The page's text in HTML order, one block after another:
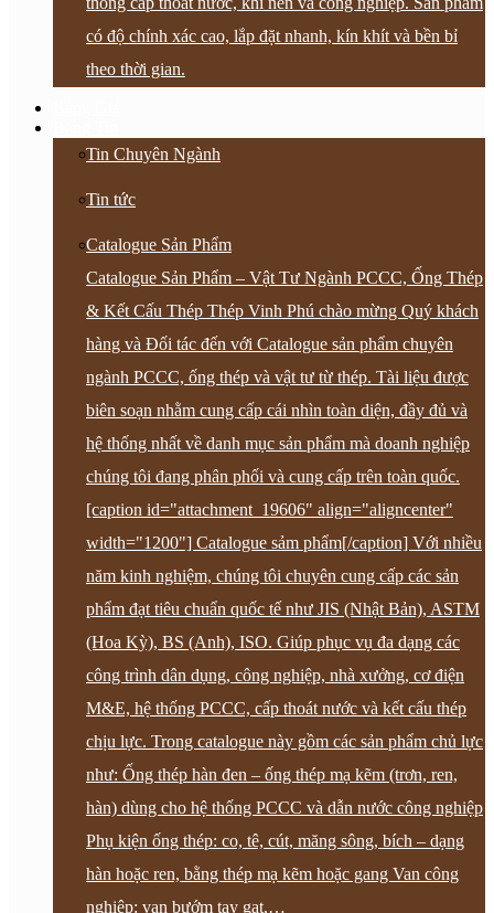
có độ chính xác cao, lắp đặt nhanh, kín khít và bền bỉ
theo thời gian.
Tin Chuyên Ngành
Tin tức
Catalogue Sản Phẩm
Catalogue Sản Phẩm – Vật Tư Ngành PCCC, Ống Thép
& Kết Cấu Thép Thép Vinh Phú chào mừng Quý khách
hàng và Đối tác đến với Catalogue sản phẩm chuyên
ngành PCCC, ống thép và vật tư từ thép. Tài liệu được
biên soạn nhằm cung cấp cái nhìn toàn diện, đầy đủ và
hệ thống nhất về danh mục sản phẩm mà doanh nghiệp
chúng tôi đang phân phối và cung cấp trên toàn quốc.
[caption id="attachment_19606" align="aligncenter"
width="1200"] Catalogue sảm phẩm[/caption] Với nhiều
năm kinh nghiệm, chúng tôi chuyên cung cấp các sản
phẩm đạt tiêu chuẩn quốc tế như JIS (Nhật Bản), ASTM
(Hoa Kỳ), BS (Anh), ISO. Giúp phục vụ đa dạng các
công trình dân dụng, công nghiệp, nhà xưởng, cơ điện
M&E, hệ thống PCCC, cấp thoát nước và kết cấu thép
chịu lực. Trong catalogue này gồm các sản phẩm chủ lực
như: Ống thép hàn đen – ống thép mạ kẽm (trơn, ren,
hàn) dùng cho hệ thống PCCC và dẫn nước công nghiệp
Phụ kiện ống thép: co, tê, cút, măng sông, bích – dạng
hàn hoặc ren, bằng thép mạ kẽm hoặc gang Van công
nghiệp: van bướm tay gạt,…